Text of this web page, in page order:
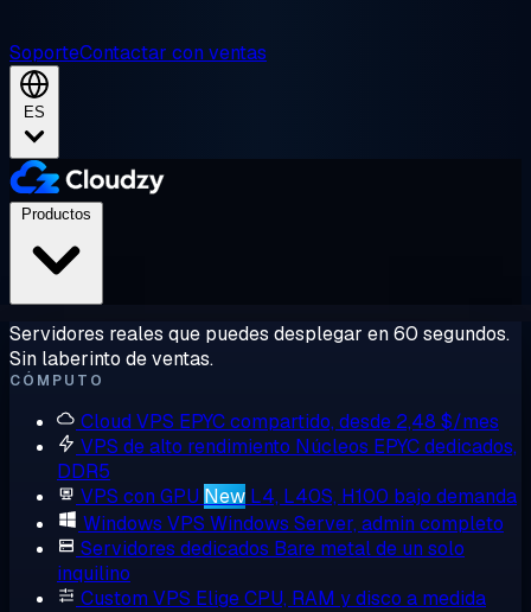
SoporteContactar con ventas
ES
Servidores reales que puedes desplegar en 60 segundos.
Sin laberinto de ventas.
CÓMPUTO
Cloud VPS EPYC compartido, desde 2,48 $/mes
VPS de alto rendimiento Núcleos EPYC dedicados,
DDR5
VPS con GPU New L4, L40S, H100 bajo demanda
Windows VPS Windows Server, admin completo
Servidores dedicados Bare metal de un solo
inquilino
Custom VPS Elige CPU, RAM y disco a medida